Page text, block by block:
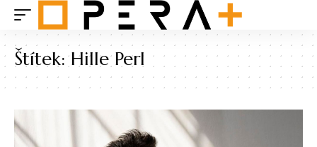
Štítek:Hille Perl